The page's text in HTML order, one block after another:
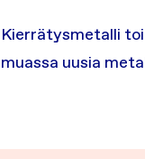
Kierrätysmetalli
muassa uusia